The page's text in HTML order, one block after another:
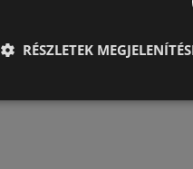
RÉSZLETEK